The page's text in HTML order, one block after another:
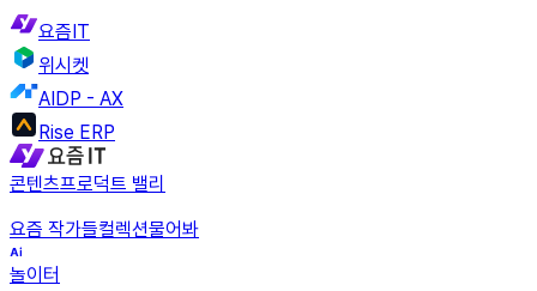
요즘IT
위시켓
AIDP - AX
Rise ERP
콘텐츠프로덕트 밸리
요즘 작가들컬렉션물어봐
놀이터